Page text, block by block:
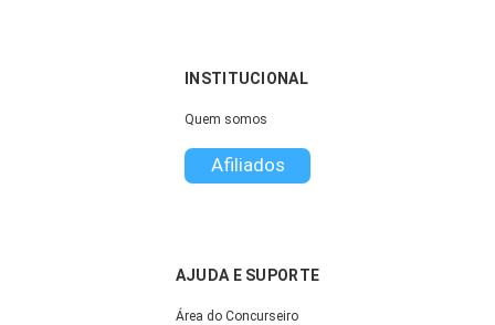
INSTITUCIONAL
Quem somos
Afiliados
AJUDA E SUPORTE
Área do Concurseiro